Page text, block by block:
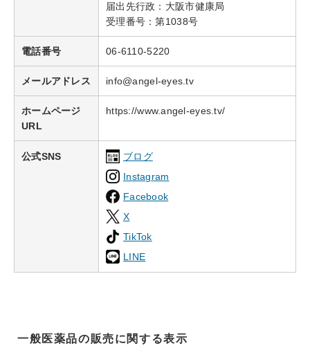
届出先行政：大阪市健康局
受理番号：第1038号
電話番号 06-6110-5220
メールアドレス info@angel-eyes.tv
ホームページ
URL
https://www.angel-eyes.tv/
公式SNS
ブログ
Instagram
Facebook
X
TikTok
LINE
一般医薬品の販売に関する表示